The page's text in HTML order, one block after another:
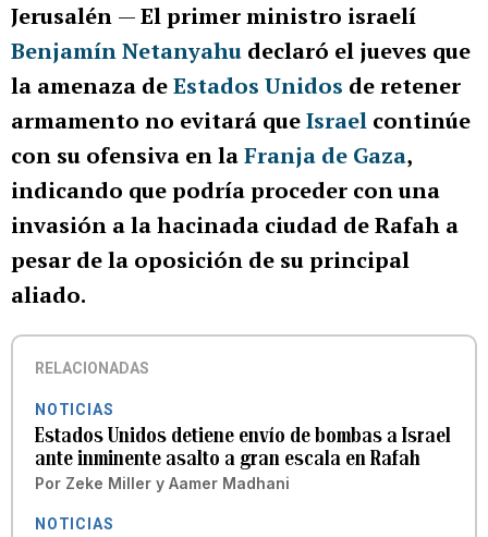
Jerusalén —El primer ministro israelí
Benjamín Netanyahu declaró el jueves que
la amenaza deEstados Unidos de retener
armamento no evitará queIsrael continúe
con su ofensiva en laFranja de Gaza,
indicando que podría proceder con una
invasión a la hacinada ciudad de Rafah a
pesar de la oposición de su principal
aliado.
RELACIONADAS
NOTICIAS
Estados Unidos detiene envío de bombas a Israel
ante inminente asalto a gran escala en Rafah
Por Zeke Miller y Aamer Madhani
NOTICIAS